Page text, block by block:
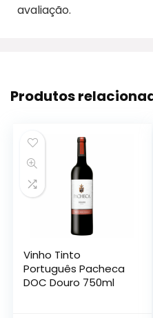
avaliação.
Produtos
Vinho Tinto
Português Pacheca
DOC Douro 750ml